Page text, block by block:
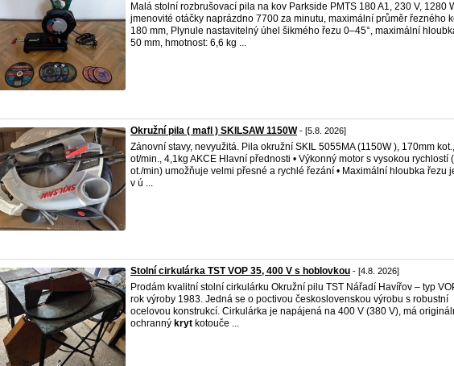
Malá stolní rozbrušovací pila na kov Parkside PMTS 180 A1, 230 V, 1280
jmenovité otáčky naprázdno 7700 za minutu, maximální průměr řezného
180 mm, Plynule nastavitelný úhel šikmého řezu 0–45°, maximální
50 mm, hmotnost: 6,6 kg ...
Okružní pila ( mafl ) SKILSAW 1150W- [5.8. 2026]
Zánovní stavy, nevyužitá. Pila okružní SKIL 5055MA (1150W ), 170mm
ot/min., 4,1kg AKCE Hlavní přednosti • Výkonný motor s vysokou rychlostí
ot./min) umožňuje velmi přesné a rychlé řezání • Maximální hloubka řezu
v ú ...
Stolní cirkulárka TST VOP 35, 400 V s hoblovkou - [4.8. 2026]
Prodám kvalitní stolní cirkulárku Okružní pilu TST Nářadí Havířov – typ
rok výroby 1983. Jedná se o poctivou československou výrobu s robustní
ocelovou konstrukcí. Cirkulárka je napájená na 400 V (380 V), má
ochranný kryt kotouče ...